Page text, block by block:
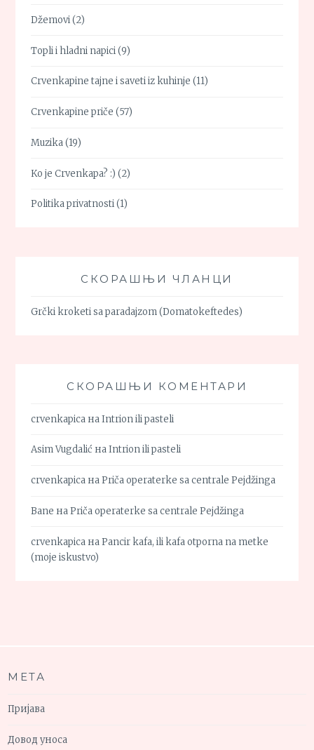
Džemovi(2)
Topli i hladni napici(9)
Crvenkapine tajne i saveti iz kuhinje (11)
Crvenkapine priče (57)
Muzika(19)
Ko je Crvenkapa? :) (2)
Politika privatnosti(1)
СКОРАШЊИ ЧЛАНЦИ
Grčki kroketi sa paradajzom (Domatokeftedes)
СКОРАШЊИ КОМЕНТАРИ
crvenkapica наIntrion ili pasteli
Asim Vugdalić наIntrion ili pasteli
crvenkapica наPriča operaterke sa centrale Pejdžinga
Bane наPriča operaterke sa centrale Pejdžinga
crvenkapica наPancir kafa, ili kafa otporna na metke
(moje iskustvo)
МЕТА
Пријава
Довод уноса